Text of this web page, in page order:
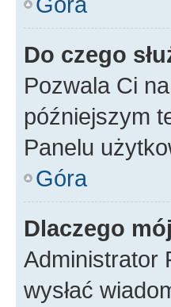
Do czego
Pozwala Ci
późniejszym
Panelu
Góra
Dlaczego
Administrator
wysłać